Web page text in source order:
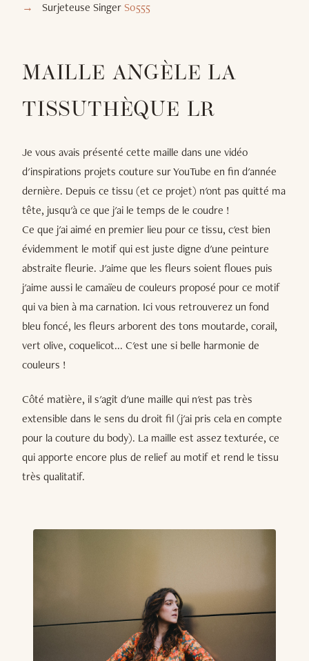
Surjeteuse SingerS0555
MAILLE ANGÈLE LA
TISSUTHÈQUE LR
Je vous avais présenté cette maille dans une vidéo
d'inspirations projets couture sur YouTube en fin d'année
dernière. Depuis ce tissu (et ce projet) n'ont pas quitté ma
tête, jusqu'à ce que j'ai le temps de le coudre !
Ce que j'ai aimé en premier lieu pour ce tissu, c'est bien
évidemment le motif qui est juste digne d'une peinture
abstraite fleurie. J'aime que les fleurs soient floues puis
j'aime aussi le camaïeu de couleurs proposé pour ce motif
qui va bien à ma carnation. Ici vous retrouverez un fond
bleu foncé, les fleurs arborent des tons moutarde, corail,
vert olive, coquelicot... C'est une si belle harmonie de
couleurs !
Côté matière, il s'agit d'une maille qui n'est pas très
extensible dans le sens du droit fil (j'ai pris cela en compte
pour la couture du body). La maille est assez texturée, ce
qui apporte encore plus de relief au motif et rend le tissu
très qualitatif.